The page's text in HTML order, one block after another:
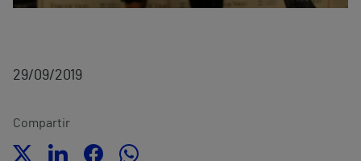
29/09/2019
Compartir